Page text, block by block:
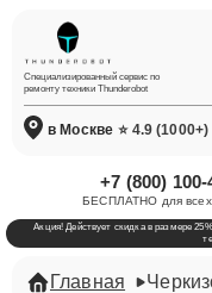
Специализированный сервис по
ремонту техники Thunderobot
в Москве ⭐ 4.9 (1000+)
+7 (800) 100-
БЕСПЛАТНО для всех
Акция! Действует скидка в размере
Главная